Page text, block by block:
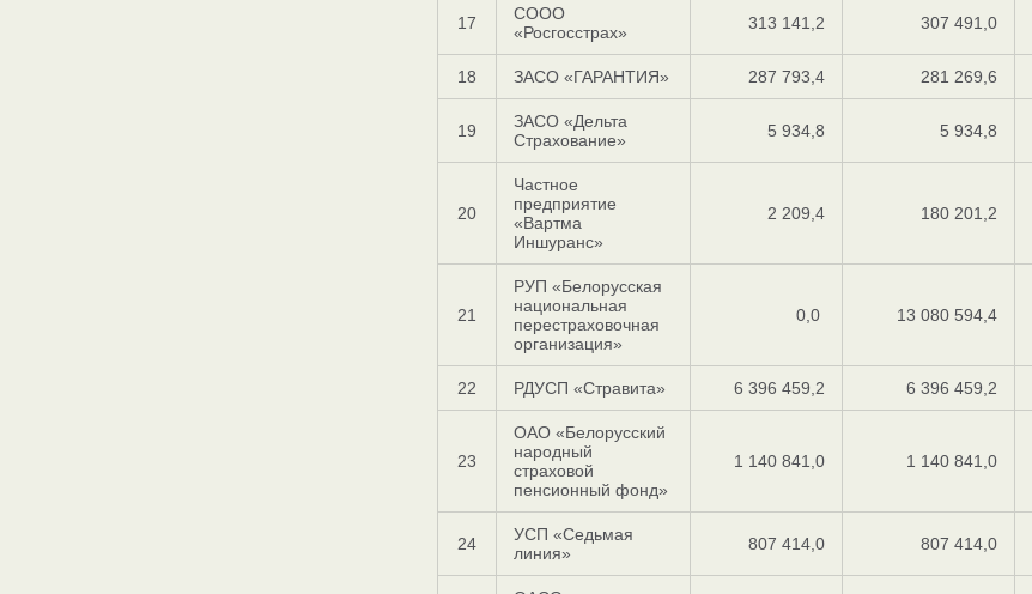
17
СООО
«Росгосстрах»
313 141,2 307 491,0
18 ЗАСО «ГАРАНТИЯ» 287 793,4 281 269,6
19
ЗАСО «Дельта
Страхование»
5 934,8 5 934,8
20
Частное
предприятие
«Вартма
Иншуранс»
2 209,4 180 201,2
21
РУП «Белорусская
национальная
перестраховочная
организация»
0,0 13 080 594,4
22 РДУСП «Стравита» 6 396 459,2 6 396 459,2
23
ОАО «Белоруcский
народный
страховой
пенсионный фонд»
1 140 841,0 1 140 841,0
24
УСП «Седьмая
линия»
807 414,0 807 414,0